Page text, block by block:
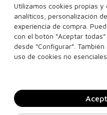
809 Darling, You Are
Fabulous! color
Ver más...
Añadir a la cesta
Utilizamos cookies propias
analíticos, personalización
experiencia de compra.
con el botón “Aceptar
desde “Configurar”.
uso de cookies no